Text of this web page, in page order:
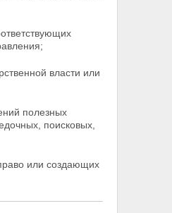
власти или
полезных
поисковых,
или создающих